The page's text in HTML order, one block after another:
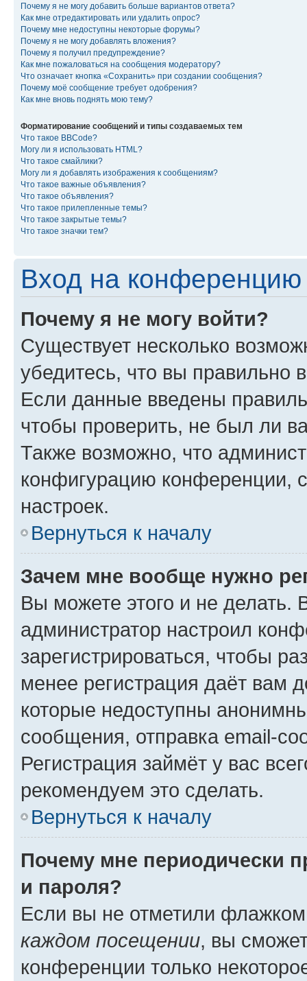
Почему я не могу добавить больше вариантов ответа?
Как мне отредактировать или удалить опрос?
Почему мне недоступны некоторые форумы?
Почему я не могу добавлять вложения?
Почему я получил предупреждение?
Как мне пожаловаться на сообщения модератору?
Что означает кнопка «Сохранить» при создании сообщения?
Почему моё сообщение требует одобрения?
Как мне вновь поднять мою тему?
Форматирование сообщений и типы создаваемых тем
Что такое BBCode?
Могу ли я использовать HTML?
Что такое смайлики?
Могу ли я добавлять изображения к сообщениям?
Что такое важные объявления?
Что такое объявления?
Что такое прилепленные темы?
Что такое закрытые темы?
Что такое значки тем?
Вход на конференцию
Почему я не могу войти?
Существует несколько
убедитесь, что вы правильно
Если данные введены
чтобы проверить, не был ли
Также возможно, что
конфигурацию конференции,
настроек.
Вернуться к началу
Зачем мне вообще нужно
Вы можете этого и не делать.
администратор настроил
зарегистрироваться, чтобы
менее регистрация даёт вам
которые недоступны
сообщения, отправка email-
Регистрация займёт у вас
рекомендуем это сделать.
Вернуться к началу
Почему мне периодически
и пароля?
Если вы не отметили
каждом посещении, вы
конференции только